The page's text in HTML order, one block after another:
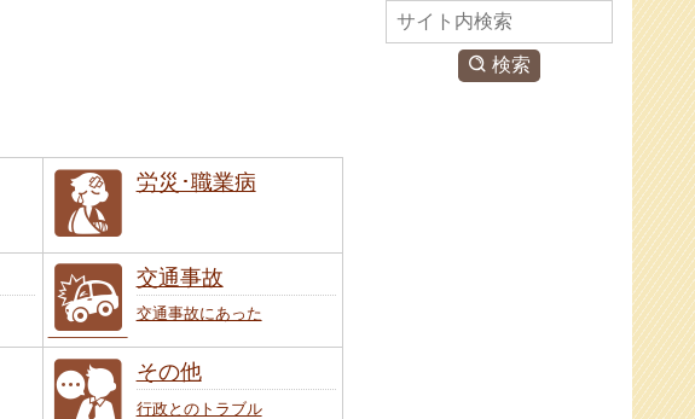
労災･職業病
交通事故
交通事故にあった
その他
行政とのトラブル
検
索
検索